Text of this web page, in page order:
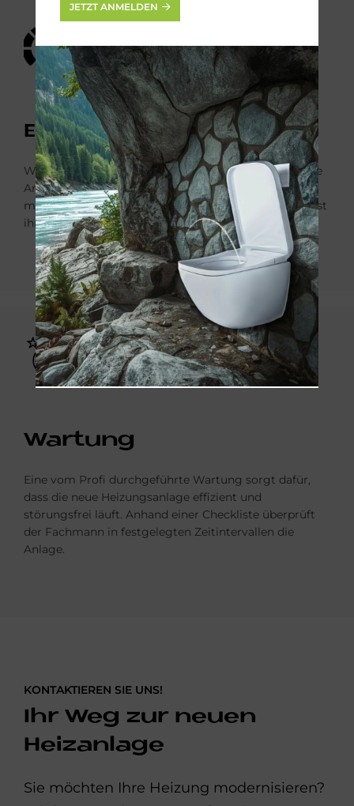
Bild
Ein­stel­lun­gen
Wenn alle Funktionen richtig eingestellt sind, wird die
Anlage in Betrieb genommen. Ein Service-Techniker
macht den Kunden mit der Heizung vertraut und weist
ihn aus­führlich in alle Funktionen ein.
Bild
War­tung
Eine vom Profi durchgeführte Wartung sorgt dafür,
dass die neue Heizungsanlage effizient und
störungsfrei läuft. Anhand einer Checkliste überprüft
der Fach­mann in fest­gelegten Zeit­­inter­vallen die
Anlage.
KONTAKTIEREN SIE UNS!
Ihr Weg zur neuen
Heizanlage
Sie möchten Ihre Heizung modernisieren?
JETZT ANMELDEN